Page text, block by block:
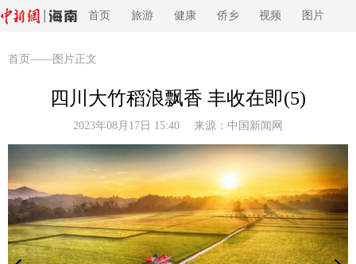
首页 旅游 健康 侨乡 视频 图片
首页 ——图片正文
四川大竹稻浪飘香 丰收在即(5)
2023年08月17日 15:40 来源： 中国新闻网